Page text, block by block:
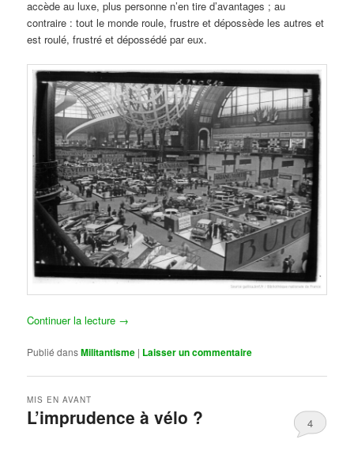
accède au luxe, plus personne n’en tire d’avantages ; au
contraire : tout le monde roule, frustre et dépossède les autres et
est roulé, frustré et dépossédé par eux.
Continuer la lecture →
Publié dansMilitantisme | Laisser un commentaire
L’imprudence à vélo ?
MIS EN AVANT
4